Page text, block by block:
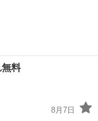
料
8月7日